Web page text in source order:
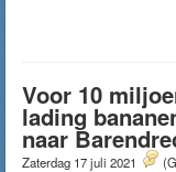
Voor 10
lading
naar
Zaterdag 17 juli 2021